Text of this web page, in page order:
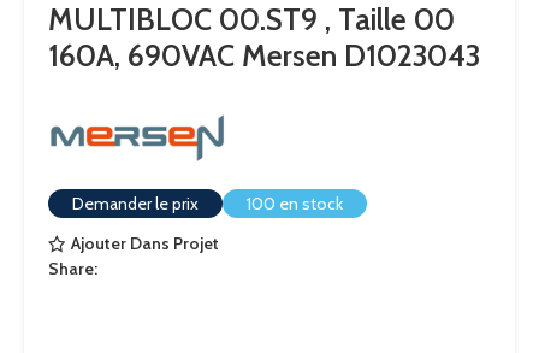
MULTIBLOC 00.ST9 , Taille 00
160A, 690VAC Mersen D1023043
Demander le prix
100 en stock
Ajouter Dans Projet
Share: